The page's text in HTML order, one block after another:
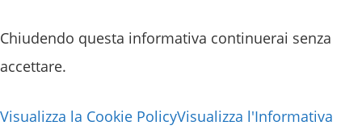
Chiudendo questa informativa continuerai senza
accettare.
Visualizza la Cookie PolicyVisualizza l'Informativa